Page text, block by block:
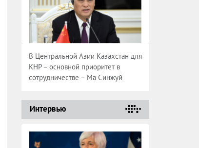
В Центральной Азии Казахстан для
КНР – основной приоритет в
сотрудничестве – Ма Синжуй
Интервью